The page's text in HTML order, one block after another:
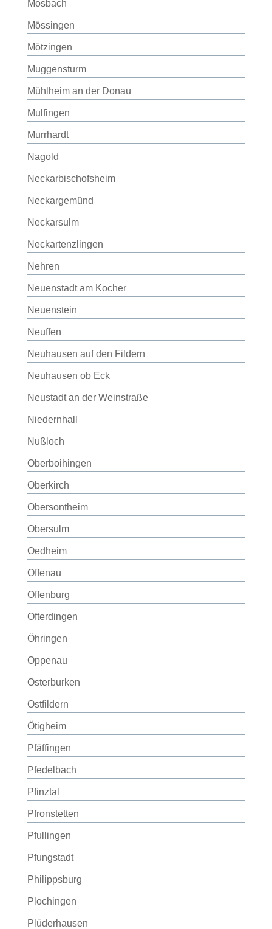
Mosbach
Mössingen
Mötzingen
Muggensturm
Mühlheim an der Donau
Mulfingen
Murrhardt
Nagold
Neckarbischofsheim
Neckargemünd
Neckarsulm
Neckartenzlingen
Nehren
Neuenstadt am Kocher
Neuenstein
Neuffen
Neuhausen auf den Fildern
Neuhausen ob Eck
Neustadt an der Weinstraße
Niedernhall
Nußloch
Oberboihingen
Oberkirch
Obersontheim
Obersulm
Oedheim
Offenau
Offenburg
Ofterdingen
Öhringen
Oppenau
Osterburken
Ostfildern
Ötigheim
Pfäffingen
Pfedelbach
Pfinztal
Pfronstetten
Pfullingen
Pfungstadt
Philippsburg
Plochingen
Plüderhausen